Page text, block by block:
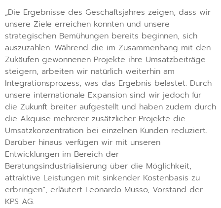
„Die Ergebnisse des Geschäftsjahres zeigen, dass wir
unsere Ziele erreichen konnten und unsere
strategischen Bemühungen bereits beginnen, sich
auszuzahlen. Während die im Zusammenhang mit den
Zukäufen gewonnenen Projekte ihre Umsatzbeiträge
steigern, arbeiten wir natürlich weiterhin am
Integrationsprozess, was das Ergebnis belastet. Durch
unsere internationale Expansion sind wir jedoch für
die Zukunft breiter aufgestellt und haben zudem durch
die Akquise mehrerer zusätzlicher Projekte die
Umsatzkonzentration bei einzelnen Kunden reduziert.
Darüber hinaus verfügen wir mit unseren
Entwicklungen im Bereich der
Beratungsindustrialisierung über die Möglichkeit,
attraktive Leistungen mit sinkender Kostenbasis zu
erbringen“, erläutert Leonardo Musso, Vorstand der
KPS AG.